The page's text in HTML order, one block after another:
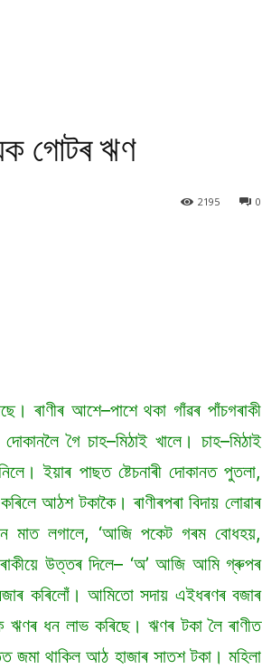
গোটৰ ঋণ
0
2195
ৰাণীৰ আশে–পাশে থকা গাঁৱৰ পাঁচগৰাকী
গৈ চাহ–মিঠাই খালে। চাহ–মিঠাই
ইয়াৰ পাছত ষ্টেচনাৰী দোকানত পুতলা,
আঠশ টকাকৈ। ৰাণীৰপৰা বিদায় লোৱাৰ
মাত লগালে, ‘আজি পকেট গৰম বোধহয়,
উত্তৰ দিলে– ‘অ’ আজি আমি গ্ৰুপৰ
কৰিলোঁ। আমিতো সদায় এইধৰণৰ বজাৰ
ঋণৰ ধন লাভ কৰিছে। ঋণৰ টকা লৈ ৰাণীত
জমা থাকিল আঠ হাজাৰ সাতশ টকা। মহিলা